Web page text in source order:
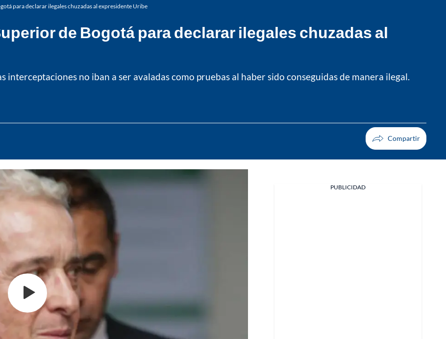
para declarar ilegales chuzadas al expresidente Uribe
de Bogotá para declarar ilegales chuzadas al
interceptaciones no iban a ser avaladas como pruebas al haber sido conseguidas de manera ilegal.
PUBLICIDAD